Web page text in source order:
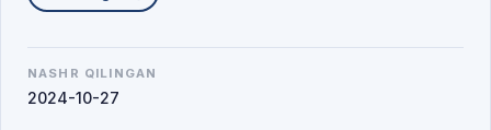
NASHR QILINGAN
2024-10-27